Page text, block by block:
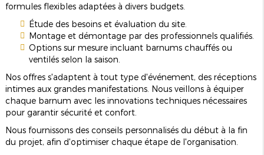
formules flexibles adaptées à divers budgets.
Étude des besoins et évaluation du site.
Montage et démontage par des professionnels qualifiés.
Options sur mesure incluant barnums chauffés ou
ventilés selon la saison.
Nos offres s'adaptent à tout type d'événement, des réceptions
intimes aux grandes manifestations. Nous veillons à équiper
chaque barnum avec les innovations techniques nécessaires
pour garantir sécurité et confort.
Nous fournissons des conseils personnalisés du début à la fin
du projet, afin d'optimiser chaque étape de l'organisation.